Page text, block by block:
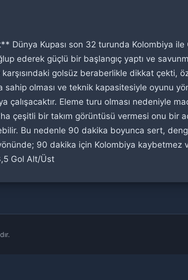
Dünya Kupası son 32 turunda Kolombiya
ederek güçlü bir başlangıç yaptı ve
golsüz beraberlikle dikkat çekti,
sahip olması ve teknik kapasitesiyle oyunu
çalışacaktır. Eleme turu olması nedeniyle
çeşitli bir takım görüntüsü vermesi onu bir
Bu nedenle 90 dakika boyunca sert,
90 dakika için Kolombiya
Gol Alt/Üst